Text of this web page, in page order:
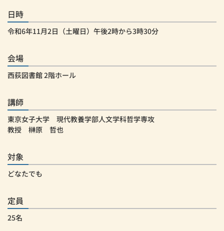
日時
令和6年11月2日（土曜日）午後2時から3時30分
会場
西荻図書館 2階ホール
講師
東京女子大学 現代教養学部人文学科哲学専攻
教授 榊原 哲也
対象
どなたでも
定員
25名